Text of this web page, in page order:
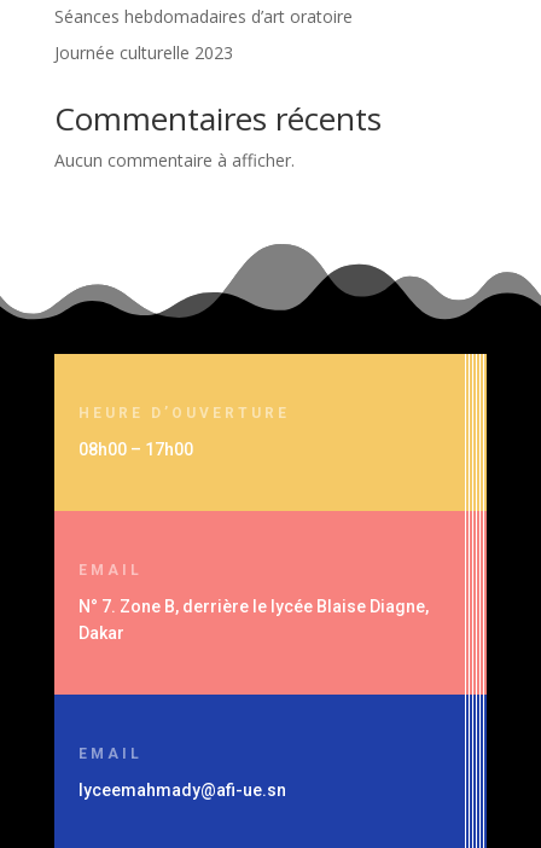
Séances hebdomadaires d’art oratoire
Journée culturelle 2023
Commentaires récents
Aucun commentaire à afficher.
HEURE D’OUVERTURE
08h00 – 17h00
EMAIL
N° 7. Zone B, derrière le lycée Blaise Diagne,
Dakar
EMAIL
lyceemahmady@afi-ue.sn